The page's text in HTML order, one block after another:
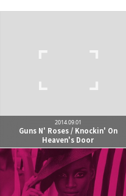
kjgsb
구독하기
카카오스토리 밴드
Guns N' Roses / Knockin' On
Heaven's Door
2014.09.01